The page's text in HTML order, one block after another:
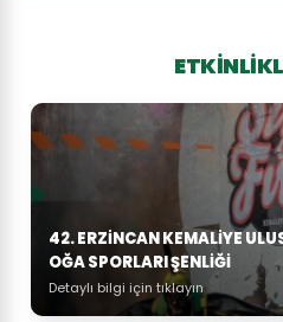
42. ERZINCAN KEMALIYE
OĞA SPORLARI ŞENLIĞI
Detaylı bilgi için tıklayın